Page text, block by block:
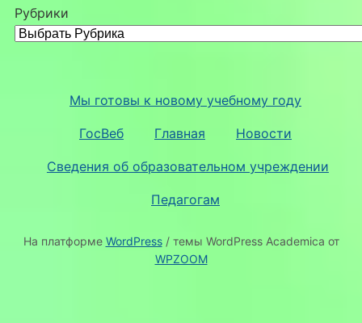
Рубрики
Мы готовы к новому учебному году
ГосВеб Главная Новости
Сведения об образовательном учреждении
Педагогам
На платформе WordPress/ темы WordPress Academica от
WPZOOM